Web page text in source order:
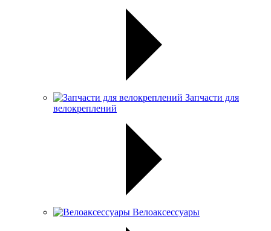
Запчасти для
велокреплений
Велоаксессуары